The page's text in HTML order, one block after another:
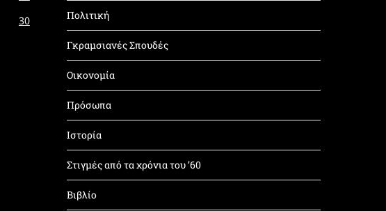
30
Πολιτική
Γκραμσιανές Σπουδές
Οικονομία
Πρόσωπα
Ιστορία
Στιγμές από τα χρόνια του ’60
Βιβλίο